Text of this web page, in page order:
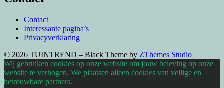
Contact
Interessante pagina’s
Privacyverklaring
© 2026 TUINTREND – Black Theme by ZThemes Studio
Wij gebruiken cookies op onze website om jouw beleving op onze
website te verhogen. We plaatsen alleen cookies van veilige en
betrouwbare partners.